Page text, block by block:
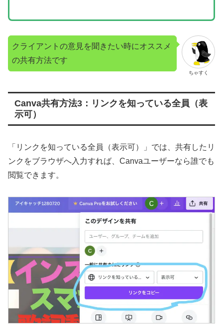
ちゃすく
クライアントの意見を聞きたい時にオススメ
の共有方法です
Canva共有方法3：リンクを知っている全員（表
示可）
「リンクを知っている全員（表示可）」では、共有したリ
ンクをブラウザへ入力すれば、Canvaユーザーなら誰でも
閲覧できます。